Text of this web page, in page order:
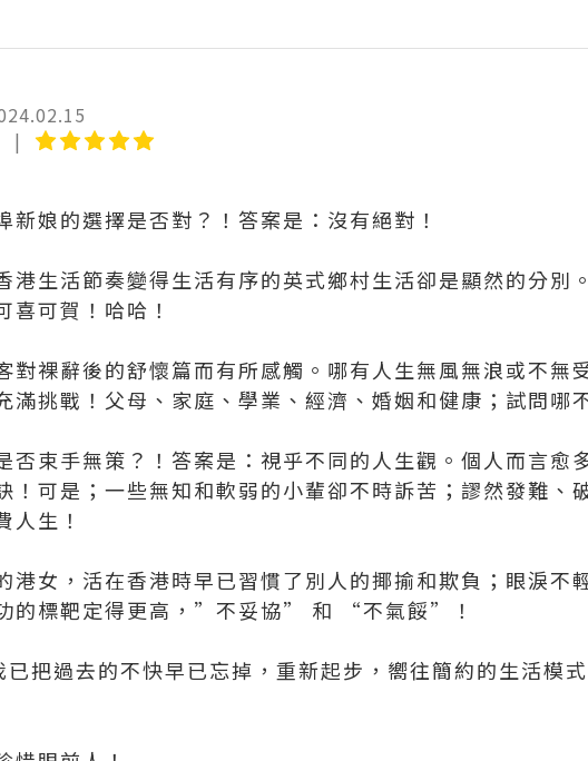
新娘的選擇是否對？！答案是：沒有絕對！
港生活節奏變得生活有序的英式鄉村生活卻是顯然的分別
喜可賀！哈哈！
對裸辭後的舒懷篇而有所感觸。哪有人生無風無浪或不無
滿挑戰！父母、家庭、學業、經濟、婚姻和健康；試問哪
否束手無策？！答案是：視乎不同的人生觀。個人而言愈
！可是；一些無知和軟弱的小輩卻不時訴苦；謬然發難、
人生！
港女，活在香港時早已習慣了別人的揶揄和欺負；眼淚不
的標靶定得更高，”不妥協” 和 “不氣餒”！
把過去的不快早已忘掉，重新起步，嚮往簡約的生活模